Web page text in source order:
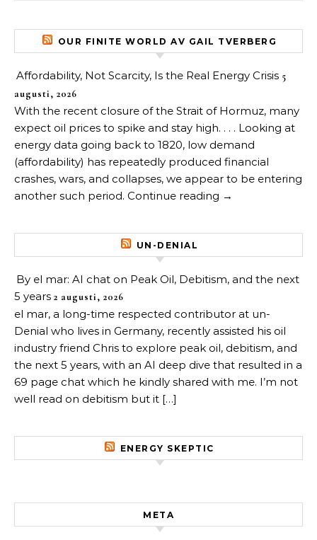
OUR FINITE WORLD AV GAIL TVERBERG
Affordability, Not Scarcity, Is the Real Energy Crisis 5
augusti, 2026
With the recent closure of the Strait of Hormuz, many
expect oil prices to spike and stay high. . . . Looking at
energy data going back to 1820, low demand
(affordability) has repeatedly produced financial
crashes, wars, and collapses, we appear to be entering
another such period. Continue reading →
UN-DENIAL
By el mar: AI chat on Peak Oil, Debitism, and the next
5 years 2 augusti, 2026
el mar, a long-time respected contributor at un-
Denial who lives in Germany, recently assisted his oil
industry friend Chris to explore peak oil, debitism, and
the next 5 years, with an AI deep dive that resulted in a
69 page chat which he kindly shared with me. I’m not
well read on debitism but it […]
ENERGY SKEPTIC
META